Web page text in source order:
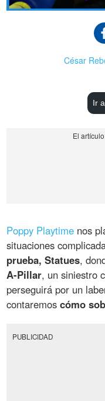
César
Ir
Poppy Playtime nos
situaciones
prueba, Statues,
A-Pillar, un siniestro
perseguirá por un
contaremoscómo
PUBLICIDAD